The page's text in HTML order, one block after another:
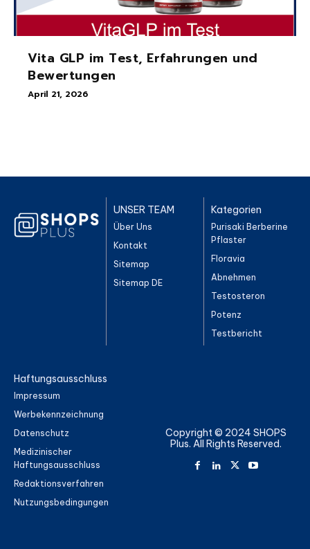
Vita GLP im Test, Erfahrungen und
Bewertungen
April 21, 2026
UNSER TEAM
Über Uns
Kontakt
Sitemap
Sitemap DE
Kategorien
Purisaki Berberine
Pflaster
Floravia
Abnehmen
Testosteron
Potenz
Testbericht
Haftungsausschluss
Impressum
Werbekennzeichnung
Datenschutz
Medizinischer
Haftungsausschluss
Redaktionsverfahren
Nutzungsbedingungen
Copyright © 2024 SHOPS
Plus. All Rights Reserved.